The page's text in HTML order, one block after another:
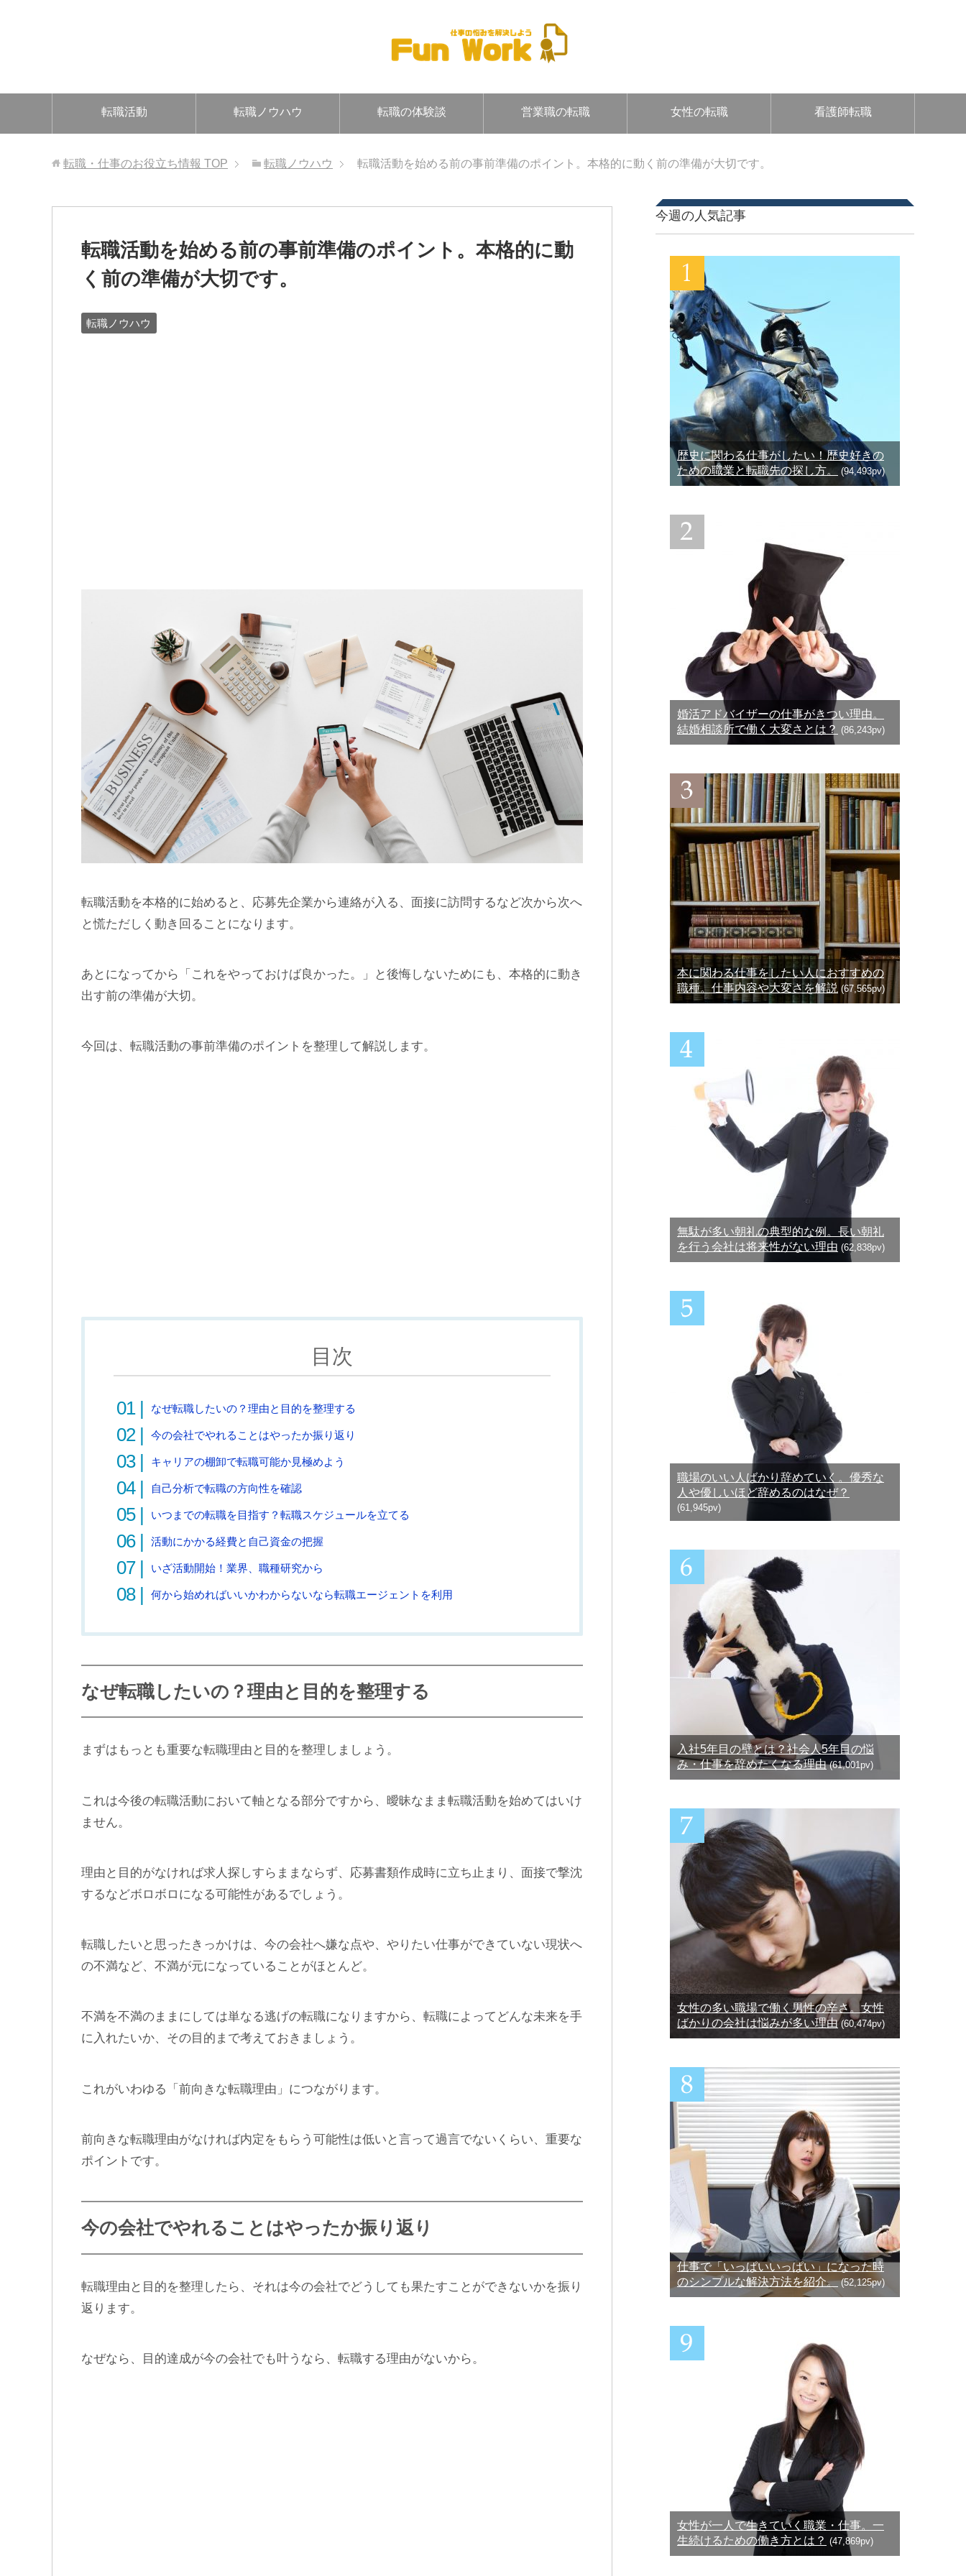
転職活動 転職ノウハウ 転職の体験談 営業職の転職 女性の転職 看護師転職
転職・仕事のお役立ち情報 TOP 転職ノウハウ 転職活動を始める前の事前準備のポイント。本格的に動く前の準備が大切です。
転職活動を始める前の事前準備のポイント。本格的に動
く前の準備が大切です。
転職ノウハウ
転職活動を本格的に始めると、応募先企業から連絡が入る、面接に訪問するなど次から次へ
と慌ただしく動き回ることになります。
あとになってから「これをやっておけば良かった。」と後悔しないためにも、本格的に動き
出す前の準備が大切。
今回は、転職活動の事前準備のポイントを整理して解説します。
目次
なぜ転職したいの？理由と目的を整理する
今の会社でやれることはやったか振り返り
キャリアの棚卸で転職可能か見極めよう
自己分析で転職の方向性を確認
いつまでの転職を目指す？転職スケジュールを立てる
活動にかかる経費と自己資金の把握
いざ活動開始！業界、職種研究から
何から始めればいいかわからないなら転職エージェントを利用
なぜ転職したいの？理由と目的を整理する
まずはもっとも重要な転職理由と目的を整理しましょう。
これは今後の転職活動において軸となる部分ですから、曖昧なまま転職活動を始めてはいけ
ません。
理由と目的がなければ求人探しすらままならず、応募書類作成時に立ち止まり、面接で撃沈
するなどボロボロになる可能性があるでしょう。
転職したいと思ったきっかけは、今の会社へ嫌な点や、やりたい仕事ができていない現状へ
の不満など、不満が元になっていることがほとんど。
不満を不満のままにしては単なる逃げの転職になりますから、転職によってどんな未来を手
に入れたいか、その目的まで考えておきましょう。
これがいわゆる「前向きな転職理由」につながります。
前向きな転職理由がなければ内定をもらう可能性は低いと言って過言でないくらい、重要な
ポイントです。
今の会社でやれることはやったか振り返り
転職理由と目的を整理したら、それは今の会社でどうしても果たすことができないかを振り
返ります。
なぜなら、目的達成が今の会社でも叶うなら、転職する理由がないから。
今週の人気記事
歴史に関わる仕事がしたい！歴史好きの
ための職業と転職先の探し方。
(94,493pv)
婚活アドバイザーの仕事がきつい理由。
結婚相談所で働く大変さとは？ (86,243pv)
本に関わる仕事をしたい人におすすめの
職種。仕事内容や大変さを解説 (67,565pv)
無駄が多い朝礼の典型的な例。長い朝礼
を行う会社は将来性がない理由 (62,838pv)
職場のいい人ばかり辞めていく。優秀な
人や優しいほど辞めるのはなぜ？
(61,945pv)
入社5年目の壁とは？社会人5年目の悩
み・仕事を辞めたくなる理由(61,001pv)
女性の多い職場で働く男性の辛さ。女性
ばかりの会社は悩みが多い理由(60,474pv)
仕事で「いっぱいいっぱい」になった時
のシンプルな解決方法を紹介。(52,125pv)
女性が一人で生きていく職業・仕事。一
生続けるための働き方とは？ (47,869pv)